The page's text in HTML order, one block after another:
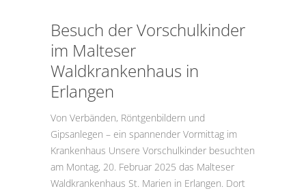
Besuch der Vorschulkinder
im Malteser
Waldkrankenhaus in
Erlangen
Von Verbänden, Röntgenbildern und
Gipsanlegen – ein spannender Vormittag im
Krankenhaus Unsere Vorschulkinder besuchten
am Montag, 20. Februar 2025 das Malteser
Waldkrankenhaus St. Marien in Erlangen. Dort